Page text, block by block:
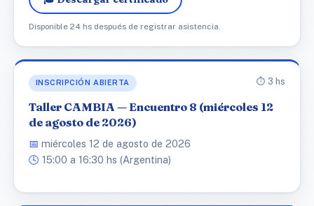
Disponible 24 hs después de registrar asistencia.
INSCRIPCIÓN ABIERTA ⏱️ 3 hs
Taller CAMBIA — Encuentro 8 (miércoles 12
de agosto de 2026)
📅 miércoles 12 de agosto de 2026
🕓 15:00 a 16:30 hs (Argentina)